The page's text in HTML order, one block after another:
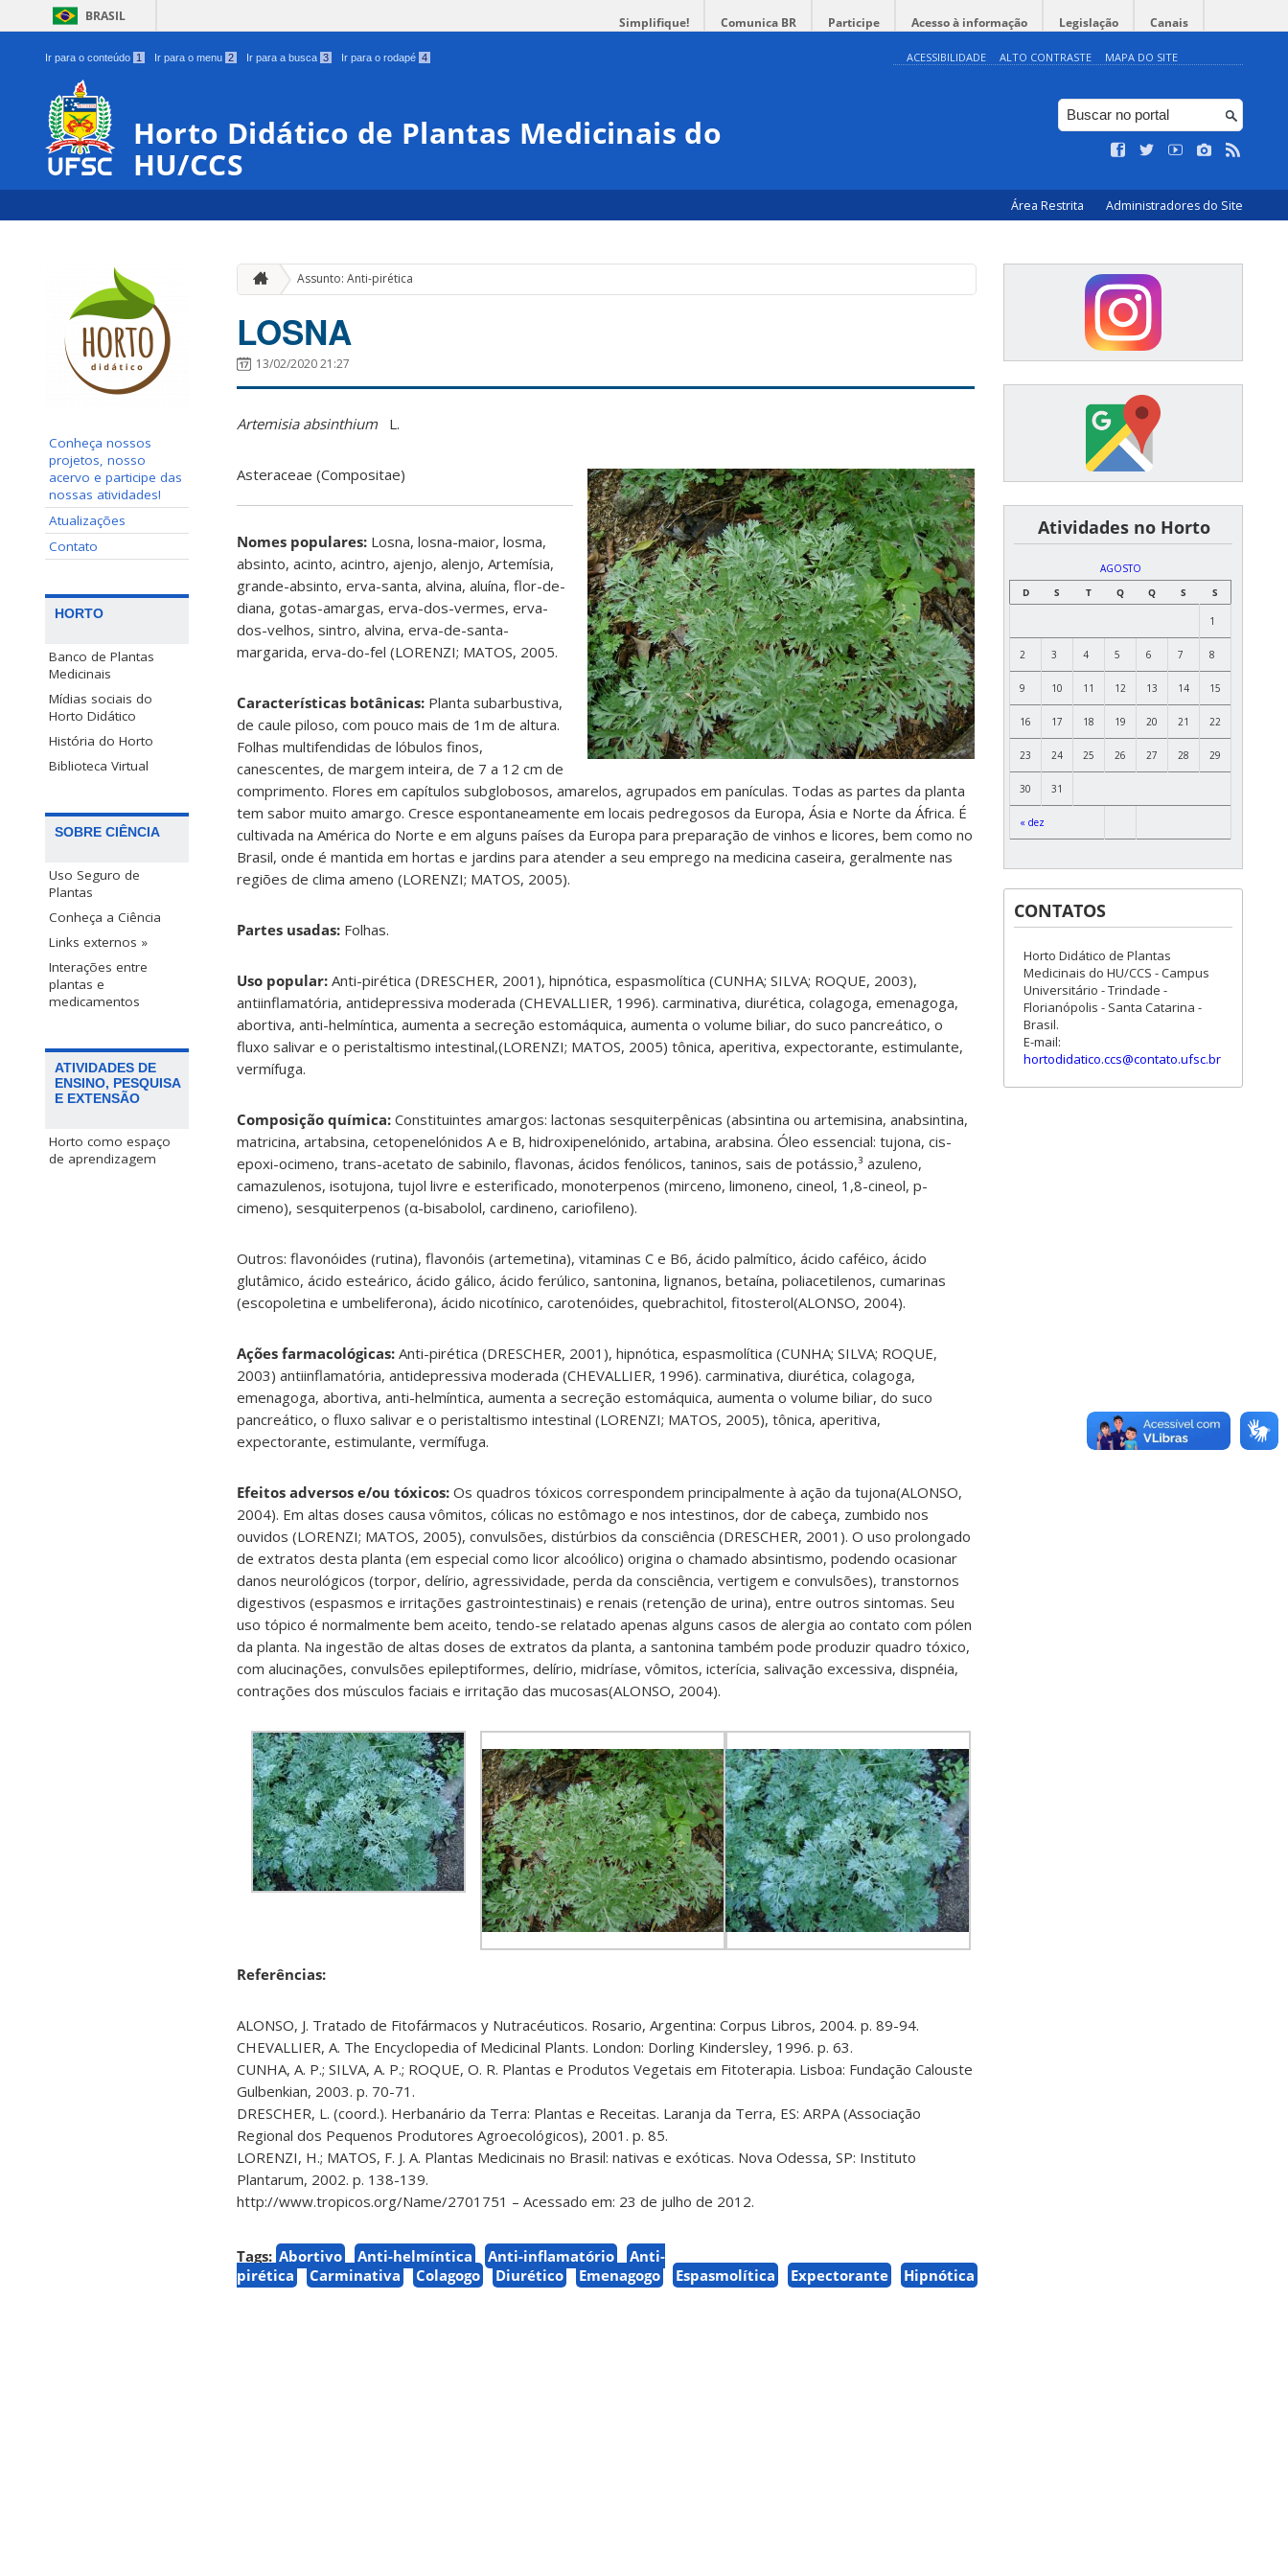
BRASIL Simplifique! Comunica BR Participe Acesso à informação Legislação Canais
Ir para o conteúdo 1 Ir para o menu 2 Ir para a busca 3 Ir para o rodapé 4 ACESSIBILIDADE ALTO CONTRASTE MAPA DO SITE
Horto Didático de Plantas Medicinais do
HU/CCS
Área Restrita Administradores do Site
Conheça nossos
projetos, nosso
acervo e participe das
nossas atividades!
Atualizações
Contato
HORTO
Banco de Plantas
Medicinais
Mídias sociais do
Horto Didático
História do Horto
Biblioteca Virtual
SOBRE CIÊNCIA
Uso Seguro de
Plantas
Conheça a Ciência
Links externos »
Interações entre
plantas e
medicamentos
ATIVIDADES DE
ENSINO, PESQUISA
E EXTENSÃO
Horto como espaço
de aprendizagem
Assunto: Anti-pirética
LOSNA
13/02/2020 21:27
Artemisia absinthium L.
Asteraceae (Compositae)
Nomes populares: Losna, losna-maior, losma,
absinto, acinto, acintro, ajenjo, alenjo, Artemísia,
grande-absinto, erva-santa, alvina, aluína, flor-de-
diana, gotas-amargas, erva-dos-vermes, erva-
dos-velhos, sintro, alvina, erva-de-santa-
margarida, erva-do-fel (LORENZI; MATOS, 2005.
Características botânicas: Planta subarbustiva,
de caule piloso, com pouco mais de 1m de altura.
Folhas multifendidas de lóbulos finos,
canescentes, de margem inteira, de 7 a 12 cm de
comprimento. Flores em capítulos subglobosos, amarelos, agrupados em panículas. Todas as partes da planta
tem sabor muito amargo. Cresce espontaneamente em locais pedregosos da Europa, Ásia e Norte da África. É
cultivada na América do Norte e em alguns países da Europa para preparação de vinhos e licores, bem como no
Brasil, onde é mantida em hortas e jardins para atender a seu emprego na medicina caseira, geralmente nas
regiões de clima ameno (LORENZI; MATOS, 2005).
Partes usadas: Folhas.
Uso popular: Anti-pirética (DRESCHER, 2001), hipnótica, espasmolítica (CUNHA; SILVA; ROQUE, 2003),
antiinflamatória, antidepressiva moderada (CHEVALLIER, 1996). carminativa, diurética, colagoga, emenagoga,
abortiva, anti-helmíntica, aumenta a secreção estomáquica, aumenta o volume biliar, do suco pancreático, o
fluxo salivar e o peristaltismo intestinal,(LORENZI; MATOS, 2005) tônica, aperitiva, expectorante, estimulante,
vermífuga.
Composição química: Constituintes amargos: lactonas sesquiterpênicas (absintina ou artemisina, anabsintina,
matricina, artabsina, cetopenelónidos A e B, hidroxipenelónido, artabina, arabsina. Óleo essencial: tujona, cis-
epoxi-ocimeno, trans-acetato de sabinilo, flavonas, ácidos fenólicos, taninos, sais de potássio,³ azuleno,
camazulenos, isotujona, tujol livre e esterificado, monoterpenos (mirceno, limoneno, cineol, 1,8-cineol, p-
cimeno), sesquiterpenos (α-bisabolol, cardineno, cariofileno).
Outros: flavonóides (rutina), flavonóis (artemetina), vitaminas C e B6, ácido palmítico, ácido caféico, ácido
glutâmico, ácido esteárico, ácido gálico, ácido ferúlico, santonina, lignanos, betaína, poliacetilenos, cumarinas
(escopoletina e umbeliferona), ácido nicotínico, carotenóides, quebrachitol, fitosterol(ALONSO, 2004).
Ações farmacológicas: Anti-pirética (DRESCHER, 2001), hipnótica, espasmolítica (CUNHA; SILVA; ROQUE,
2003) antiinflamatória, antidepressiva moderada (CHEVALLIER, 1996). carminativa, diurética, colagoga,
emenagoga, abortiva, anti-helmíntica, aumenta a secreção estomáquica, aumenta o volume biliar, do suco
pancreático, o fluxo salivar e o peristaltismo intestinal (LORENZI; MATOS, 2005), tônica, aperitiva,
expectorante, estimulante, vermífuga.
Efeitos adversos e/ou tóxicos: Os quadros tóxicos correspondem principalmente à ação da tujona(ALONSO,
2004). Em altas doses causa vômitos, cólicas no estômago e nos intestinos, dor de cabeça, zumbido nos
ouvidos (LORENZI; MATOS, 2005), convulsões, distúrbios da consciência (DRESCHER, 2001). O uso prolongado
de extratos desta planta (em especial como licor alcoólico) origina o chamado absintismo, podendo ocasionar
danos neurológicos (torpor, delírio, agressividade, perda da consciência, vertigem e convulsões), transtornos
digestivos (espasmos e irritações gastrointestinais) e renais (retenção de urina), entre outros sintomas. Seu
uso tópico é normalmente bem aceito, tendo-se relatado apenas alguns casos de alergia ao contato com pólen
da planta. Na ingestão de altas doses de extratos da planta, a santonina também pode produzir quadro tóxico,
com alucinações, convulsões epileptiformes, delírio, midríase, vômitos, icterícia, salivação excessiva, dispnéia,
contrações dos músculos faciais e irritação das mucosas(ALONSO, 2004).
Referências:
ALONSO, J. Tratado de Fitofármacos y Nutracéuticos. Rosario, Argentina: Corpus Libros, 2004. p. 89-94.
CHEVALLIER, A. The Encyclopedia of Medicinal Plants. London: Dorling Kindersley, 1996. p. 63.
CUNHA, A. P.; SILVA, A. P.; ROQUE, O. R. Plantas e Produtos Vegetais em Fitoterapia. Lisboa: Fundação Calouste
Gulbenkian, 2003. p. 70-71.
DRESCHER, L. (coord.). Herbanário da Terra: Plantas e Receitas. Laranja da Terra, ES: ARPA (Associação
Regional dos Pequenos Produtores Agroecológicos), 2001. p. 85.
LORENZI, H.; MATOS, F. J. A. Plantas Medicinais no Brasil: nativas e exóticas. Nova Odessa, SP: Instituto
Plantarum, 2002. p. 138-139.
http://www.tropicos.org/Name/2701751 – Acessado em: 23 de julho de 2012.
Tags: Abortivo Anti-helmíntica Anti-inflamatório
Anti-
pirética
Carminativa Colagogo Diurético Emenagogo Espasmolítica Expectorante Hipnótica
͏ ͏ ͏ ͏ ͏ ͏Atividades no Horto
AGOSTO
D
S T Q Q S S
« dez
1
2 3 4 5 6 7 8
9 10 11 12 13 14 15
16 17 18 19 20 21 22
23 24 25 26 27 28 29
30 31
CONTATOS
Horto Didático de Plantas
Medicinais do HU/CCS - Campus
Universitário - Trindade -
Florianópolis - Santa Catarina -
Brasil.
E-mail:
hortodidatico.ccs@contato.ufsc.br